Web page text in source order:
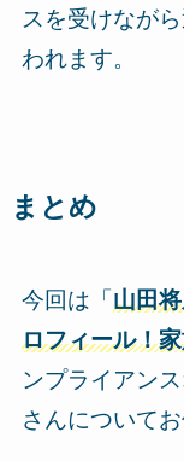
スを受けなが
われます。
まとめ
今回は「山田
ロフィール！
ンプライアン
さんについて